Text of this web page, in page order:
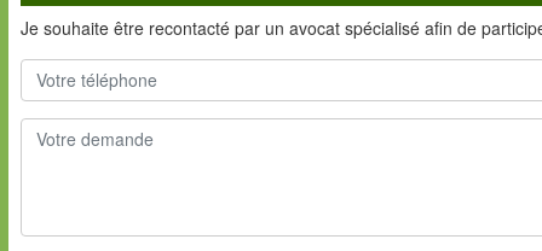
Je souhaite être recontacté par un avocat spécialisé afin de